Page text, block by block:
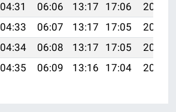
04:31 06:06 13:17 17:06
20:18
04:33 06:07 13:17 17:05
20:16
04:34 06:08 13:17 17:05
20:15
04:35 06:09 13:16 17:04 20:14